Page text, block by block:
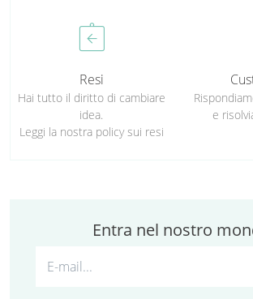
assignment_return
Resi
Hai tutto il diritto di cambiare
idea.
Leggi la nostra policy sui resi
e
Entra nel nostro